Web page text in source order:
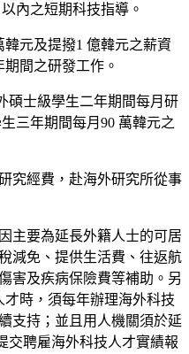
內之短期科技指導。
元及提撥1 億韓元之薪資
間之研發工作。
碩士級學生二年期間每月研
三年期間每月90 萬韓元之
究經費，赴海外研究所從事
主要為延長外籍人士的可居
減免、提供生活費、往返航
害及疾病保險費等補助。另
時，須每年辦理海外科技
支持；並且用人機關須於延
交聘雇海外科技人才實績報